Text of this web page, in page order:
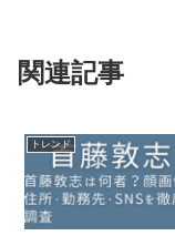
関連記事
トレンド